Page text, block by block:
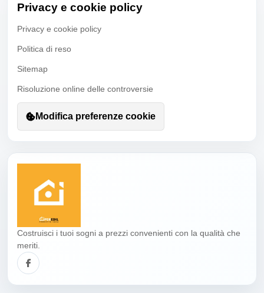
Privacy e cookie policy
Privacy e cookie policy
Politica di reso
Sitemap
Risoluzione online delle controversie
Modifica preferenze cookie
Costruisci i tuoi sogni a prezzi convenienti con la qualità che
meriti.